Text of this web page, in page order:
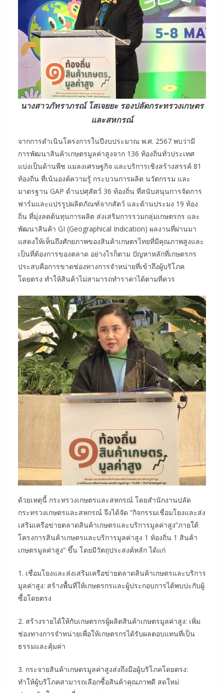
นางสาวภัทราภรณ์ โสเจยยะ รองปลัดกระทรวงเกษตร
และสหกรณ์
จากการดำเนินโครงการในปีงบประมาณ พ.ศ. 2567 พบว่ามี
การพัฒนาสินค้าเกษตรมูลค่าสูงจาก 136 ท้องถิ่นทั่วประเทศ
แบ่งเป็นด้านพืช แมลงเศรษฐกิจ และบริการเชิงสร้างสรรค์ 81
ท้องถิ่น ที่เน้นองค์ความรู้ กระบวนการผลิต นวัตกรรม และ
มาตรฐาน GAP ด้านปศุสัตว์ 36 ท้องถิ่น ที่สนับสนุนการจัดการ
ฟาร์มและแปรรูปผลิตภัณฑ์จากสัตว์ และด้านประมง 19 ท้อง
ถิ่น ที่มุ่งลดต้นทุนการผลิต ส่งเสริมการรวมกลุ่มเกษตรกร และ
พัฒนาสินค้า GI (Geographical Indication) ผลงานที่ผ่านมา
แสดงให้เห็นถึงศักยภาพของสินค้าเกษตรไทยที่มีคุณภาพสูงและ
เป็นที่ต้องการของตลาด อย่างไรก็ตาม ปัญหาหลักที่เกษตรกร
ประสบคือการขาดช่องทางการจำหน่ายที่เข้าถึงผู้บริโภค
โดยตรง ทำให้สินค้าไม่สามารถทำราคาได้ตามที่ควร
ด้วยเหตุนี้ กระทรวงเกษตรและสหกรณ์ โดยสำนักงานปลัด
กระทรวงเกษตรและสหกรณ์ จึงได้จัด “กิจกรรมเชื่อมโยงและส่ง
เสริมเครือข่ายตลาดสินค้าเกษตรและบริการมูลค่าสูง”ภายใต้
โครงการสินค้าเกษตรและบริการมูลค่าสูง 1 ท้องถิ่น 1 สินค้า
เกษตรมูลค่าสูง” ขึ้น โดยมีวัตถุประสงค์หลัก ได้แก่
1. เชื่อมโยงและส่งเสริมเครือข่ายตลาดสินค้าเกษตรและบริการ
มูลค่าสูง: สร้างพื้นที่ให้เกษตรกรและผู้ประกอบการได้พบปะกับผู้
ซื้อโดยตรง
2. สร้างรายได้ให้กับเกษตรกรผู้ผลิตสินค้าเกษตรมูลค่าสูง: เพิ่ม
ช่องทางการจำหน่ายเพื่อให้เกษตรกรได้รับผลตอบแทนที่เป็น
ธรรมและคุ้มค่า
3. กระจายสินค้าเกษตรมูลค่าสูงส่งถึงมือผู้บริโภคโดยตรง:
ทำให้ผู้บริโภคสามารถเลือกซื้อสินค้าคุณภาพดี สดใหม่